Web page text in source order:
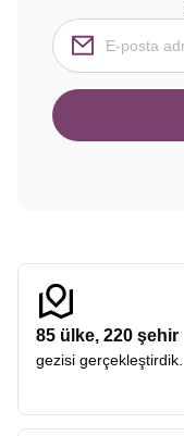
85 ülke, 220 şehir
gezisi gerçekleştirdik.